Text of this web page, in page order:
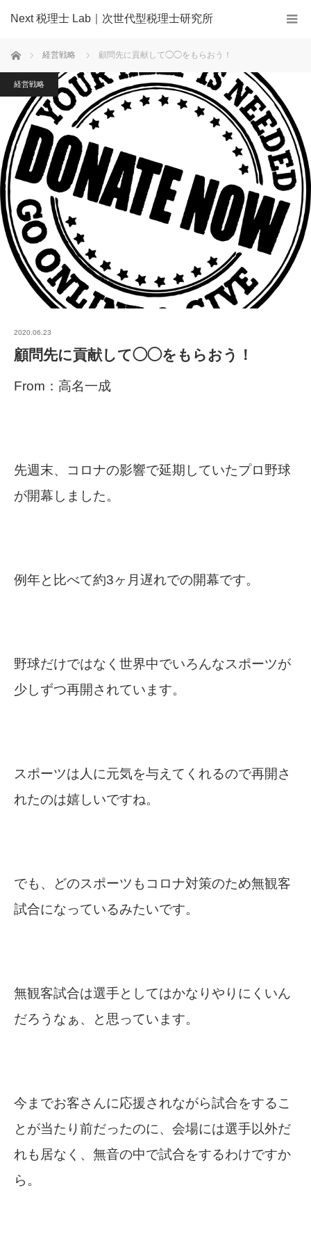
Next 税理士 Lab｜次世代型税理士研究所
ホーム 経営戦略 顧問先に貢献して◯◯をもらおう！
経営戦略
2020.06.23
顧問先に貢献して◯◯をもらおう！
From：高名一成
先週末、コロナの影響で延期していたプロ野球
が開幕しました。
例年と比べて約3ヶ月遅れでの開幕です。
野球だけではなく世界中でいろんなスポーツが
少しずつ再開されています。
スポーツは人に元気を与えてくれるので再開さ
れたのは嬉しいですね。
でも、どのスポーツもコロナ対策のため無観客
試合になっているみたいです。
無観客試合は選手としてはかなりやりにくいん
だろうなぁ、と思っています。
今までお客さんに応援されながら試合をするこ
とが当たり前だったのに、会場には選手以外だ
れも居なく、無音の中で試合をするわけですか
ら。